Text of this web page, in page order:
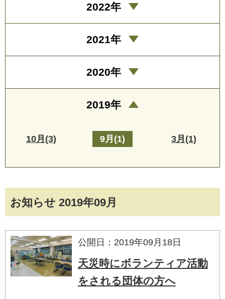
お知らせ 2019年09月
公開日：2019年09月18日
天災時にボランティア活動
をされる団体の方へ
2022年
2021年
2020年
2019年
10月(3) 9月(1) 3月(1)